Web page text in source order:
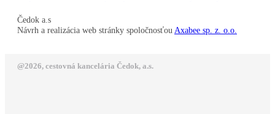
Čedok a.s
Návrh a realizácia web stránky spoločnosťou Axabee sp. z. o.o.
@2026, cestovná kancelária Čedok, a.s.